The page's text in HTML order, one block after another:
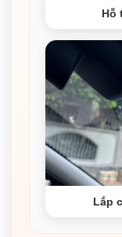
Hỗ
Lắp